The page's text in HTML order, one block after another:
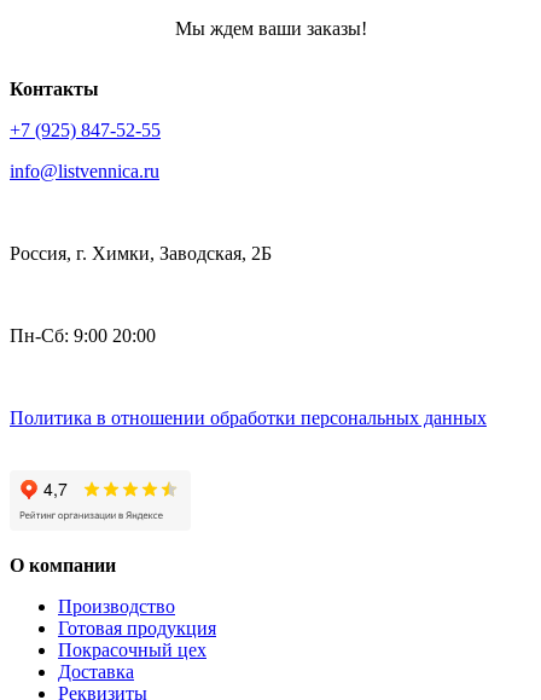
Мы ждем ваши заказы!
Контакты
+7 (925) 847-52-55
info@listvennica.ru
Россия, г. Химки, Заводская, 2Б
Пн-Сб: 9:00 20:00
Политика в отношении обработки персональных данных
О компании
Производство
Готовая продукция
Покрасочный цех
Доставка
Реквизиты